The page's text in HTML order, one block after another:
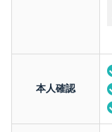
本人確認